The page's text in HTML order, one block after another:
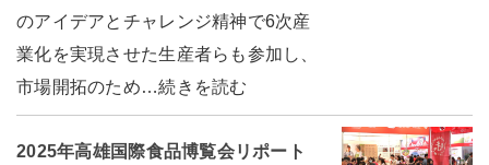
のアイデアとチャレンジ精神で6次産
業化を実現させた生産者らも参加し、
市場開拓のため…続きを読む
2025年高雄国際食品博覧会リポート